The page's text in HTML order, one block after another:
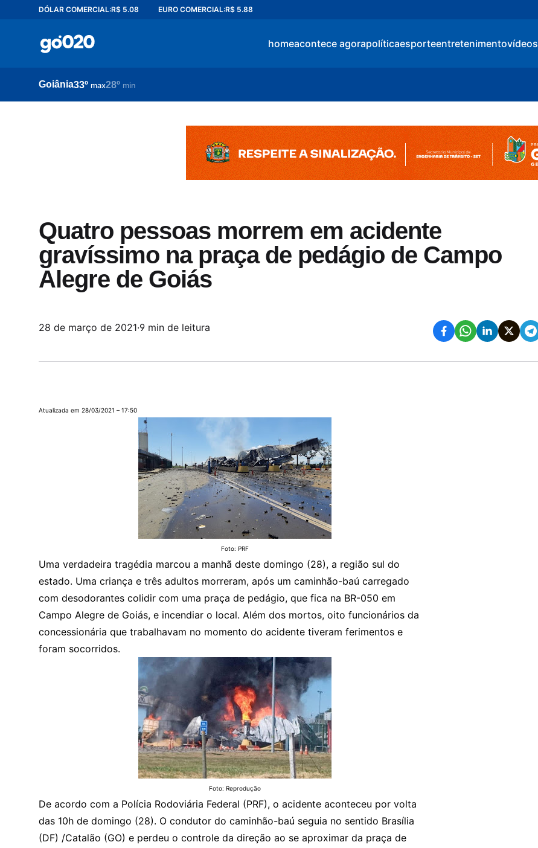
DÓLAR COMERCIAL:R$ 5.08 EURO COMERCIAL:R$ 5.88
homeacontece agorapolíticaesporteentretenimentovídeos
Goiânia33º max28º min
Quatro pessoas morrem em acidente
gravíssimo na praça de pedágio de Campo
Alegre de Goiás
28 de março de 2021·9 min de leitura
Atualizada em 28/03/2021 – 17:50
Foto: PRF
Uma verdadeira tragédia marcou a manhã deste domingo (28), a região sul do
estado. Uma criança e três adultos morreram, após um caminhão-baú carregado
com desodorantes colidir com uma praça de pedágio, que fica na BR-050 em
Campo Alegre de Goiás, e incendiar o local. Além dos mortos, oito funcionários da
concessionária que trabalhavam no momento do acidente tiveram ferimentos e
foram socorridos.
Foto: Reprodução
De acordo com a Polícia Rodoviária Federal (PRF), o acidente aconteceu por volta
das 10h de domingo (28). O condutor do caminhão-baú seguia no sentido Brasília
(DF) /Catalão (GO) e perdeu o controle da direção ao se aproximar da praça de
acontece agora
esporte